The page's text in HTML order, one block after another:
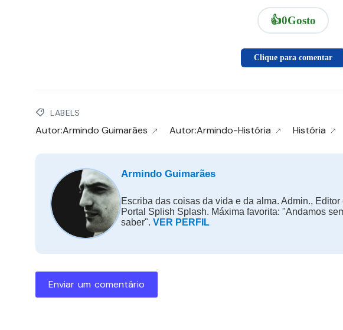
👍0Gosto
Clique para comentar
LABELS
Autor:Armindo Guimarães Autor:Armindo-História História
Armindo Guimarães
Escriba das coisas da vida e da alma. Admin.,
Portal Splish Splash. Máxima favorita: "Andamos
saber". VER PERFIL
Enviar um comentário